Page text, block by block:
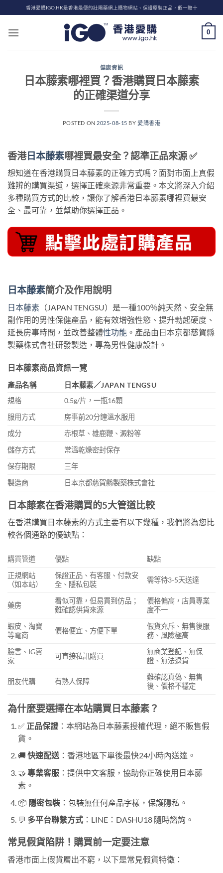
to
content
香港愛購IGO.HK是香港最便的壯陽藥網上購物網站、保證原裝正品，假一賠十
0
健康資訊
日本藤素哪裡買？香港購買日本藤素
的正確渠道分享
POSTED ON 2025-08-15 BY愛購香港
香港日本藤素哪裡買最安全？認準正品來源 ✅
想知道在香港購買日本藤素的正確方式嗎？面對市面上真假
難辨的購買渠道，選擇正確來源非常重要。本文將深入介紹
多種購買方式的比較，讓你了解香港日本藤素哪裡買最安
全、最可靠，並幫助你選擇正品。
日本藤素簡介及作用說明
日本藤素 （JAPAN TENGSU）是一種100％純天然、安全無
副作用的男性保健產品，能有效增強性慾、提升勃起硬度、
延長房事時間，並改善整體性功能 。產品由日本京都慈賀縣
製藥株式會社研發製造，專為男性健康設計。
日本藤素商品資訊一覽
產品名稱
日本藤素／JAPAN TENGSU
規格
0.5g/片，一瓶16顆
服用方式
房事前20分鐘溫水服用
成分
赤根草、雄鹿鞭、澱粉等
儲存方式
常溫乾燥密封保存
保存期限
三年
製造商
日本京都慈賀縣製藥株式會社
日本藤素在香港購買的5大管道比較
在香港購買日本藤素的方式主要有以下幾種，我們將為您比
較各個通路的優缺點：
購買管道 優點
缺點
正規網站
（如本站）
保證正品、有客服、付款安
全、隱私包裝
需等待3-5天送達
藥房
看似可靠，但易買到仿品；
難確認供貨來源
價格偏高，店員專業
度不一
蝦皮、淘寶
等電商
價格便宜、方便下單
假貨充斥、無售後服
務、風險極高
臉書、IG賣
家
可直接私訊購買
無商業登記、無保
證、無法退貨
朋友代購 有熟人保障
難確認真偽、無售
後、價格不穩定
為什麼要選擇在本站購買日本藤素？
✅ 正品保證：本網站為日本藤素授權代理，絕不販售假
貨。
🚚 快速配送：香港地區下單後最快24小時內送達。
🤝 專業客服：提供中文客服，協助你正確使用日本藤
素。
📦 隱密包裝：包裝無任何產品字樣，保護隱私。
💬 多平台聯繫方式：LINE：DASHU18 隨時諮詢。
常見假貨陷阱！購買前一定要注意
香港市面上假貨層出不窮，以下是常見假貨特徵：